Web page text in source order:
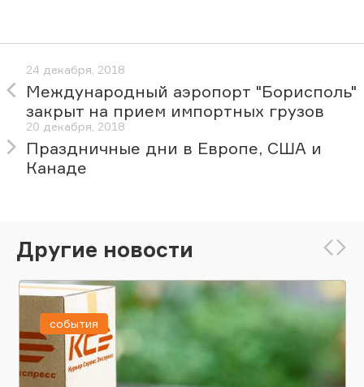
24 декабря, 2018
Международный аэропорт "Борисполь"
закрыт на прием импортных грузов
20 декабря, 2018
Праздничные дни в Европе, США и
Канаде
Другие новости
события